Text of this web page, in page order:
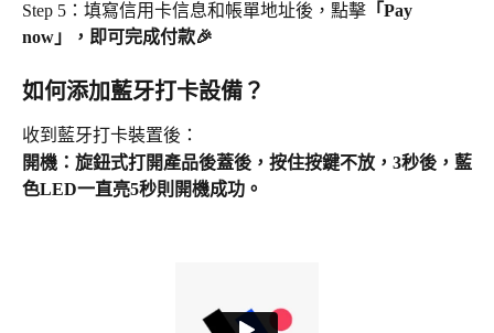
Step 5：填寫信用卡信息和帳單地址後，點擊 「Pay
now」，即可完成付款🎉
如何添加藍牙打卡設備？
收到藍牙打卡裝置後：
開機：旋鈕式打開產品後蓋後，按住按鍵不放，3秒後，藍
色LED一直亮5秒則開機成功。